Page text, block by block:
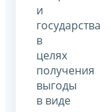
и
государства
в
целях
получения
выгоды
в виде